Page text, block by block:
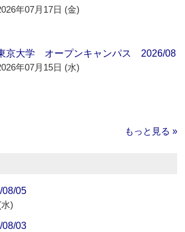
年07月17日 (金)
京大学 オープンキャンパス 2026/08
年07月15日 (水)
もっと見る »
05
)
03